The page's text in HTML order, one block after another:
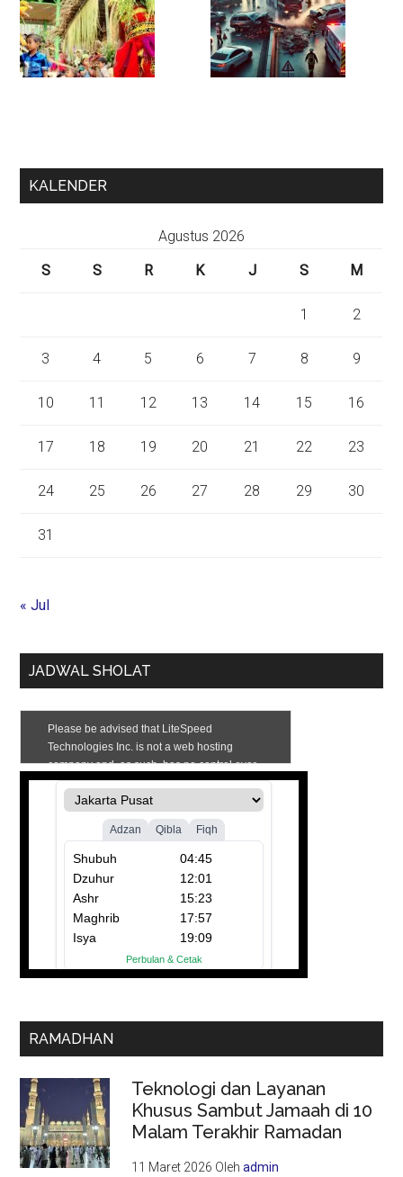
KALENDER
Agustus 2026
S
S R K J S M
1 2
3 4 5 6 7 8 9
10 11 12 13 14 15 16
17 18 19 20 21 22 23
24 25 26 27 28 29 30
31
« Jul
JADWAL SHOLAT
RAMADHAN
Teknologi dan Layanan
Khusus Sambut Jamaah di 10
Malam Terakhir Ramadan
11 Maret 2026 Olehadmin